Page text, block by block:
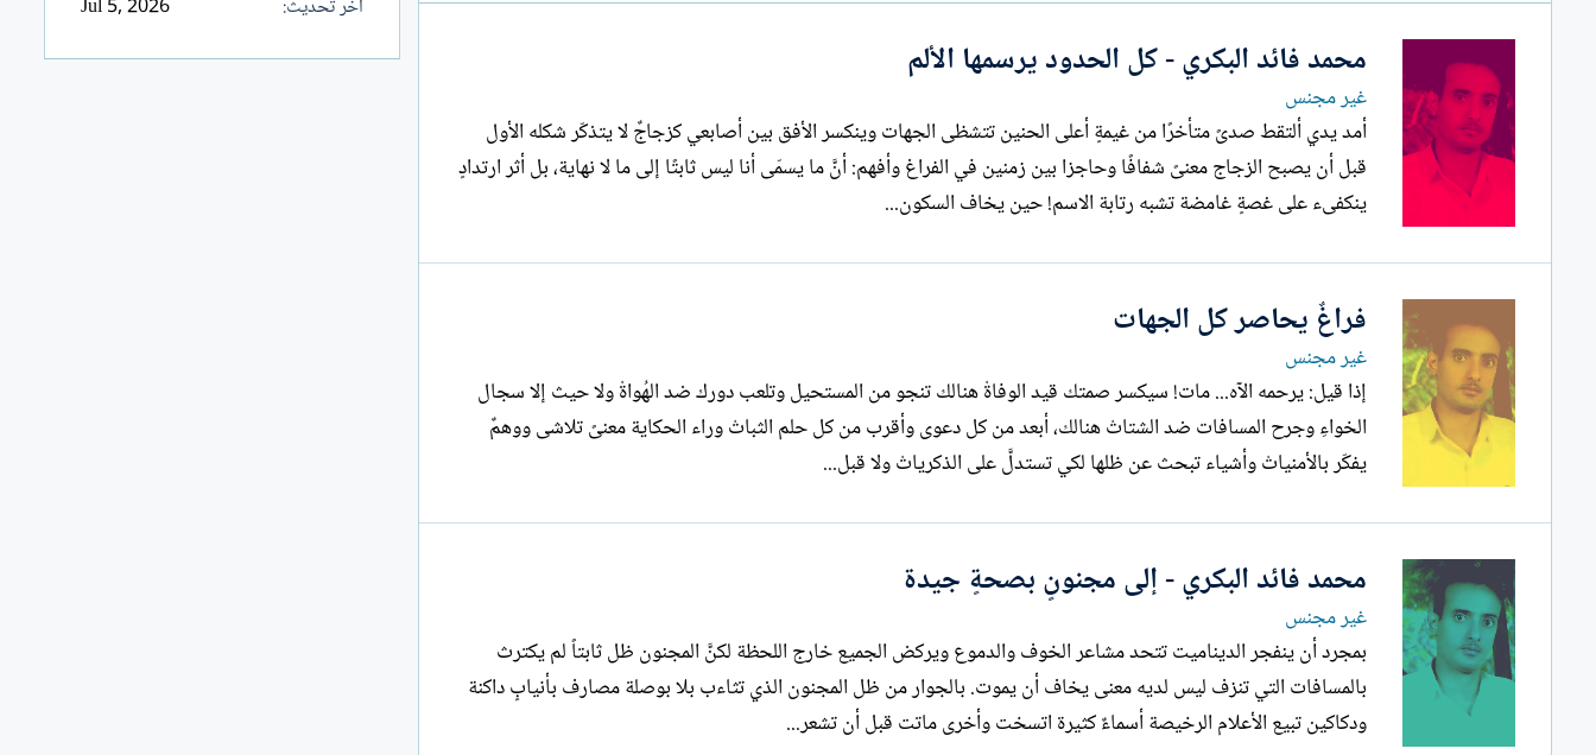
ش
ء
محمد فائد البكري - كل الحدود يرسمها الألم
غير مجنس
أمد يدي ألتقط صدىً متأخرًا من غيمةٍ أعلى الحنين تتشظى الجهات وينكسر الأفق بين أصابعي كزجاجٌ لا يتذكّر شكله الأول
قبل أن يصبح الزجاج معنىً شفافًا وحاجزا بين زمنين في الفراغ وأفهم: أنَّ ما يسمّى أنا ليس ثابتًا إلى ما لا نهاية، بل أثر ارتدادٍ
ينكفىء على غصةٍ غامضة تشبه رتابة الاسم! حين يخاف السكون...
فراغٌ يحاصر كل الجهات
غير مجنس
إذا قيل: يرحمه الآه... مات! سيكسر صمتك قيد الوفاةْ هنالك تنجو من المستحيل وتلعب دورك ضد الهُواةْ ولا حيث إلا سجال
الخواءِ وجرح المسافات ضد الشتاتْ هنالك، أبعد من كل دعوى وأقرب من كل حلم الثباتْ وراء الحكاية معنىً تلاشى ووهمٌ
يفكّر بالأمنياتْ وأشياء تبحث عن ظلها لكي تستدلَّ على الذكرياتْ ولا قبل...
محمد فائد البكري - إلى مجنونٍ بصحةٍ جيدة
غير مجنس
بمجرد أن ينفجر الديناميت تتحد مشاعر الخوف والدموع ويركض الجميع خارج اللحظة لكنَّ المجنون ظل ثابتاً لم يكترث
بالمسافات التي تنزف ليس لديه معنى يخاف أن يموت. بالجوار من ظل المجنون الذي تثاءب بلا بوصلة مصارف بأنيابٍ داكنة
ودكاكين تبيع الأعلام الرخيصة أسماءٌ كثيرة اتسخت وأخرى ماتت قبل أن تشعر...
آخر تحديث
Jul 5, 2026